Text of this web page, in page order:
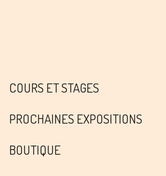
COURS ET STAGES
PROCHAINES EXPOSITIONS
BOUTIQUE